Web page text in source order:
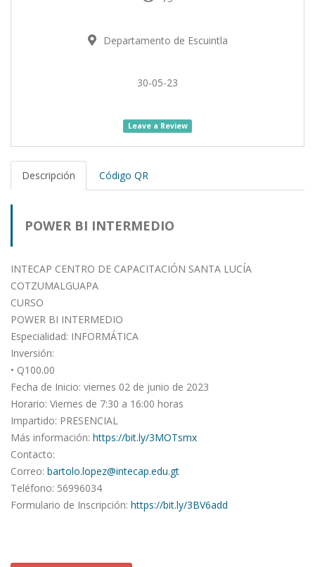
Departamento de Escuintla
30-05-23
Leave a Review
Descripción Código QR
POWER BI INTERMEDIO
INTECAP CENTRO DE CAPACITACIÓN SANTA LUCÍA
COTZUMALGUAPA
CURSO
POWER BI INTERMEDIO
Especialidad: INFORMÁTICA
Inversión:
• Q100.00
Fecha de Inicio: viernes 02 de junio de 2023
Horario: Viernes de 7:30 a 16:00 horas
Impartido: PRESENCIAL
Más información: https://bit.ly/3MOTsmx
Contacto:
Correo: bartolo.lopez@intecap.edu.gt
Teléfono: 56996034
Formulario de Inscripción: https://bit.ly/3BV6add